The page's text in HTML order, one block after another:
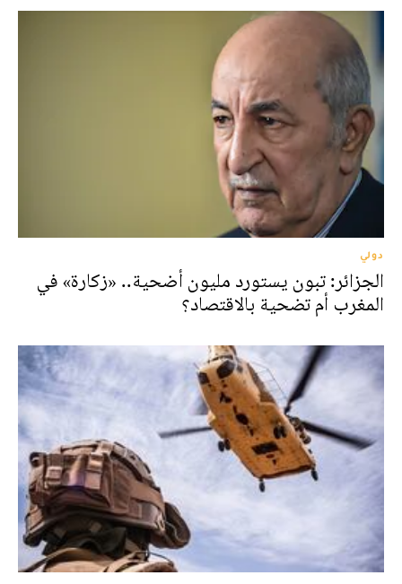
دولي
الجزائر: تبون يستورد مليون أضحية.. «زكارة» في
المغرب أم تضحية بالاقتصاد؟